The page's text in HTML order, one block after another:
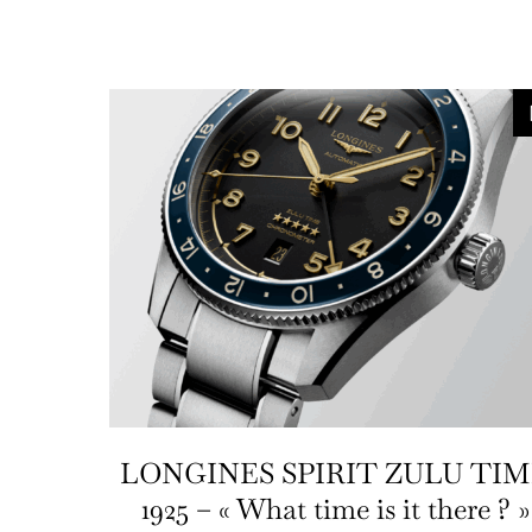
LONGINES SPIRIT ZULU
1925 – « What time is it there ? »